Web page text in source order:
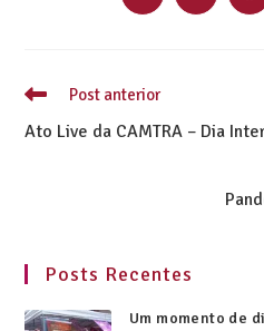
Post anterior
Ato Live da CAMTRA – Dia
Posts Recentes
Um momento de